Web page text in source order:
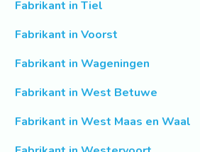
Fabrikant in Tiel
Fabrikant in Voorst
Fabrikant in Wageningen
Fabrikant in West Betuwe
Fabrikant in West Maas en Waal